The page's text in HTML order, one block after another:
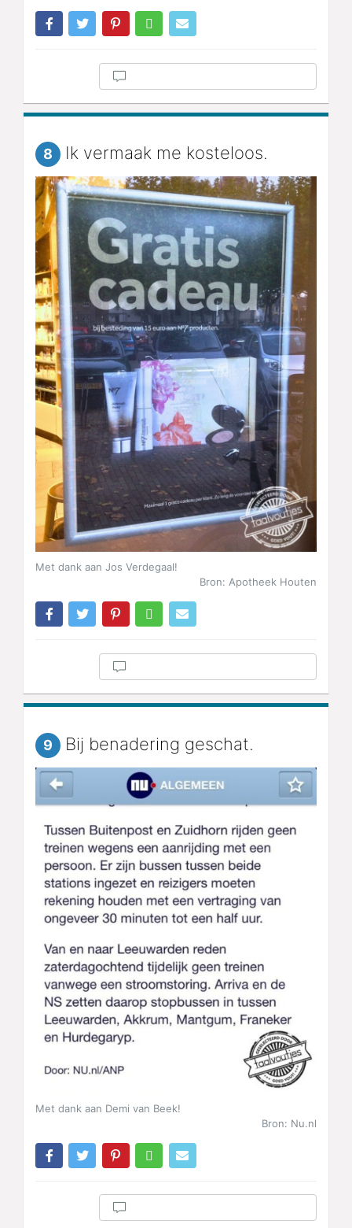
8 Ik vermaak me kosteloos.
Met dank aan Jos Verdegaal!
Bron: Apotheek Houten
9 Bij benadering geschat.
Met dank aan Demi van Beek!
Bron: Nu.nl